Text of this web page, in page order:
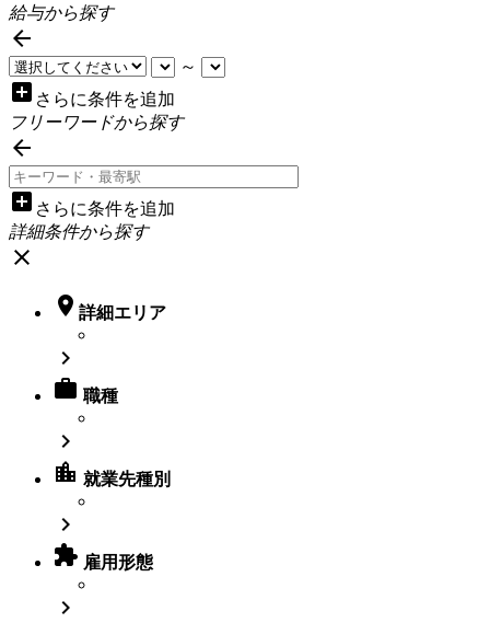
給与から探す

～
add_box さらに条件を追加
フリーワードから探す

add_box さらに条件を追加
詳細条件から探す
close
 詳細エリア

 職種

location_city 就業先種別

 雇用形態
